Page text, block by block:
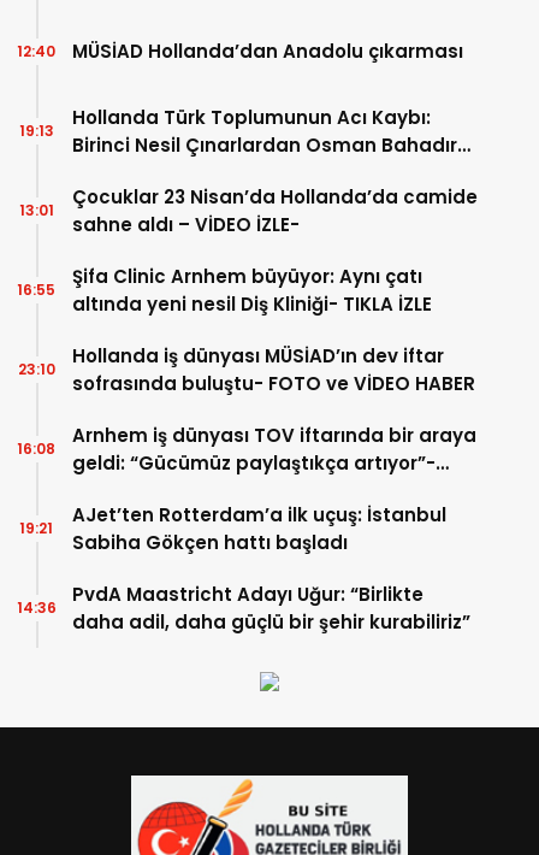
MÜSİAD Hollanda’dan Anadolu çıkarması
12:40
Hollanda Türk Toplumunun Acı Kaybı:
Birinci Nesil Çınarlardan Osman Bahadır
19:13
Çocuklar 23 Nisan’da Hollanda’da camide
sahne aldı – VİDEO İZLE-
13:01
Şifa Clinic Arnhem büyüyor: Aynı çatı
altında yeni nesil Diş Kliniği- TIKLA İZLE
16:55
Hollanda iş dünyası MÜSİAD’ın dev iftar
sofrasında buluştu- FOTO ve VİDEO HABER
23:10
Arnhem iş dünyası TOV iftarında bir araya
geldi: “Gücümüz paylaştıkça artıyor”-
16:08
AJet’ten Rotterdam’a ilk uçuş: İstanbul
Sabiha Gökçen hattı başladı
19:21
PvdA Maastricht Adayı Uğur: “Birlikte
daha adil, daha güçlü bir şehir kurabiliriz”
14:36